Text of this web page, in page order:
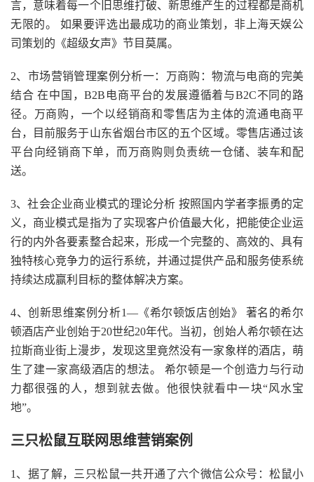
言，意味着每一个旧思维打破、新思维产生的过程都是商机
无限的。 如果要评选出最成功的商业策划，非上海天娱公
司策划的《超级女声》节目莫属。
2、市场营销管理案例分析一：万商购：物流与电商的完美
结合 在中国，B2B电商平台的发展遵循着与B2C不同的路
径。万商购，一个以经销商和零售店为主体的流通电商平
台，目前服务于山东省烟台市区的五个区域。零售店通过该
平台向经销商下单，而万商购则负责统一仓储、装车和配
送。
3、社会企业商业模式的理论分析 按照国内学者李振勇的定
义，商业模式是指为了实现客户价值最大化，把能使企业运
行的内外各要素整合起来，形成一个完整的、高效的、具有
独特核心竞争力的运行系统，并通过提供产品和服务使系统
持续达成赢利目标的整体解决方案。
4、创新思维案例分析1—《希尔顿饭店创始》 著名的希尔
顿酒店产业创始于20世纪20年代。当初，创始人希尔顿在达
拉斯商业街上漫步，发现这里竟然没有一家象样的酒店，萌
生了建一家高级酒店的想法。 希尔顿是一个创造力与行动
力都很强的人，想到就去做。他很快就看中一块“风水宝
地”。
三只松鼠互联网思维营销案例
1、据了解，三只松鼠一共开通了六个微信公众号：松鼠小